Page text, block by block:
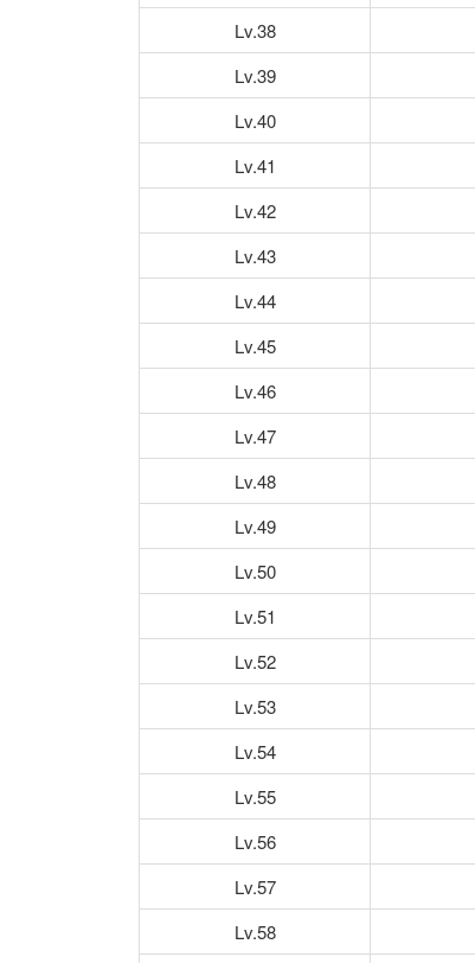
Lv.38
Lv.39
Lv.40
Lv.41
Lv.42
Lv.43
Lv.44
Lv.45
Lv.46
Lv.47
Lv.48
Lv.49
Lv.50
Lv.51
Lv.52
Lv.53
Lv.54
Lv.55
Lv.56
Lv.57
Lv.58